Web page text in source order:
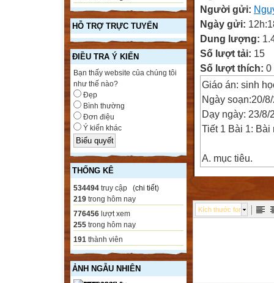
HỖ TRỢ TRỰC TUYẾN
ĐIỀU TRA Ý KIẾN
Bạn thấy website của chúng tôi
như thế nào?
Đẹp
Bình thường
Đơn điệu
Ý kiến khác
THỐNG KÊ
534494 truy cập (chi tiết)
219 trong hôm nay
776456 lượt xem
255 trong hôm nay
191 thành viên
ẢNH NGẪU NHIÊN
Người gửi:
Ngày gửi:
Dung lượng:
Số lượt tải: 15
Số lượt thích: 0
Giáo án: sinh
Ngày soạn:20/
Dạy ngày: 23/8/
Tiết 1 Bài 1: Bài
A. mục tiêu.
- Xác định
- Nêu được các
Kích thước font